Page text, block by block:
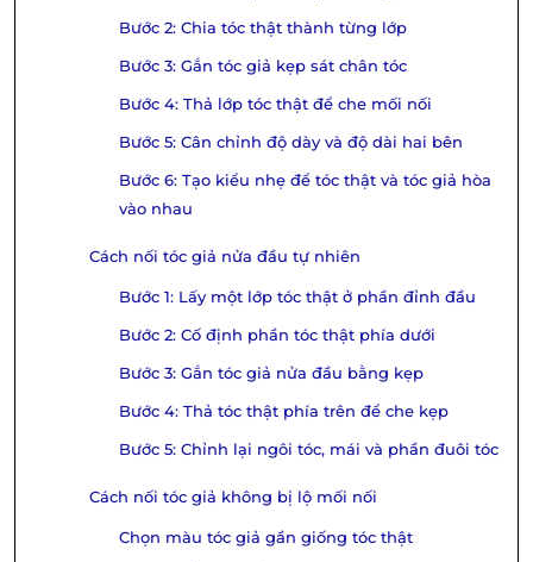
Bước 2: Chia tóc thật thành từng lớp
Bước 3: Gắn tóc giả kẹp sát chân tóc
Bước 4: Thả lớp tóc thật để che mối nối
Bước 5: Cân chỉnh độ dày và độ dài hai bên
Bước 6: Tạo kiểu nhẹ để tóc thật và tóc giả hòa
vào nhau
Cách nối tóc giả nửa đầu tự nhiên
Bước 1: Lấy một lớp tóc thật ở phần đỉnh đầu
Bước 2: Cố định phần tóc thật phía dưới
Bước 3: Gắn tóc giả nửa đầu bằng kẹp
Bước 4: Thả tóc thật phía trên để che kẹp
Bước 5: Chỉnh lại ngôi tóc, mái và phần đuôi tóc
Cách nối tóc giả không bị lộ mối nối
Chọn màu tóc giả gần giống tóc thật